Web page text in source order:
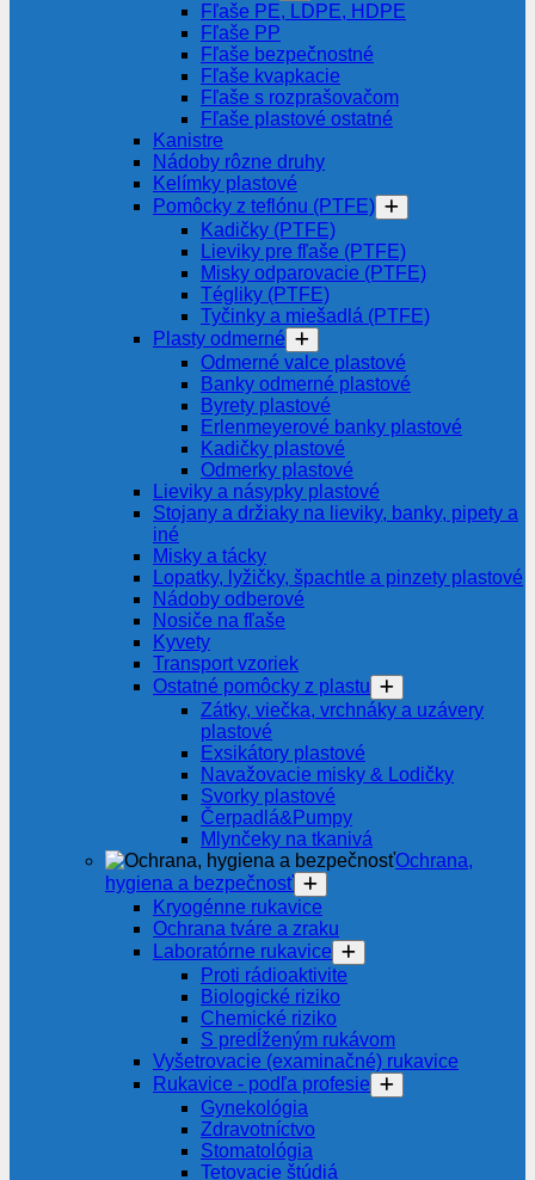
Fľaše PE, LDPE, HDPE
Fľaše PP
Fľaše bezpečnostné
Fľaše kvapkacie
Fľaše s rozprašovačom
Fľaše plastové ostatné
Kanistre
Nádoby rôzne druhy
Kelímky plastové
Pomôcky z teflónu (PTFE)
Kadičky (PTFE)
Lieviky pre fľaše (PTFE)
Misky odparovacie (PTFE)
Tégliky (PTFE)
Tyčinky a miešadlá (PTFE)
Plasty odmerné
Odmerné valce plastové
Banky odmerné plastové
Byrety plastové
Erlenmeyerové banky plastové
Kadičky plastové
Odmerky plastové
Lieviky a násypky plastové
Stojany a držiaky na lieviky, banky, pipety a
iné
Misky a tácky
Lopatky, lyžičky, špachtle a pinzety plastové
Nádoby odberové
Nosiče na fľaše
Kyvety
Transport vzoriek
Ostatné pomôcky z plastu
Zátky, viečka, vrchnáky a uzávery
plastové
Exsikátory plastové
Navažovacie misky & Lodičky
Svorky plastové
Čerpadlá&Pumpy
Mlynčeky na tkanivá
Ochrana,
hygiena a bezpečnosť
Kryogénne rukavice
Ochrana tváre a zraku
Laboratórne rukavice
Proti rádioaktivite
Biologické riziko
Chemické riziko
S predĺženým rukávom
Vyšetrovacie (examinačné) rukavice
Rukavice - podľa profesie
Gynekológia
Zdravotníctvo
Stomatológia
Tetovacie štúdiá